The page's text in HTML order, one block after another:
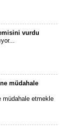
vurdu
müdahale
müdahale etmekle